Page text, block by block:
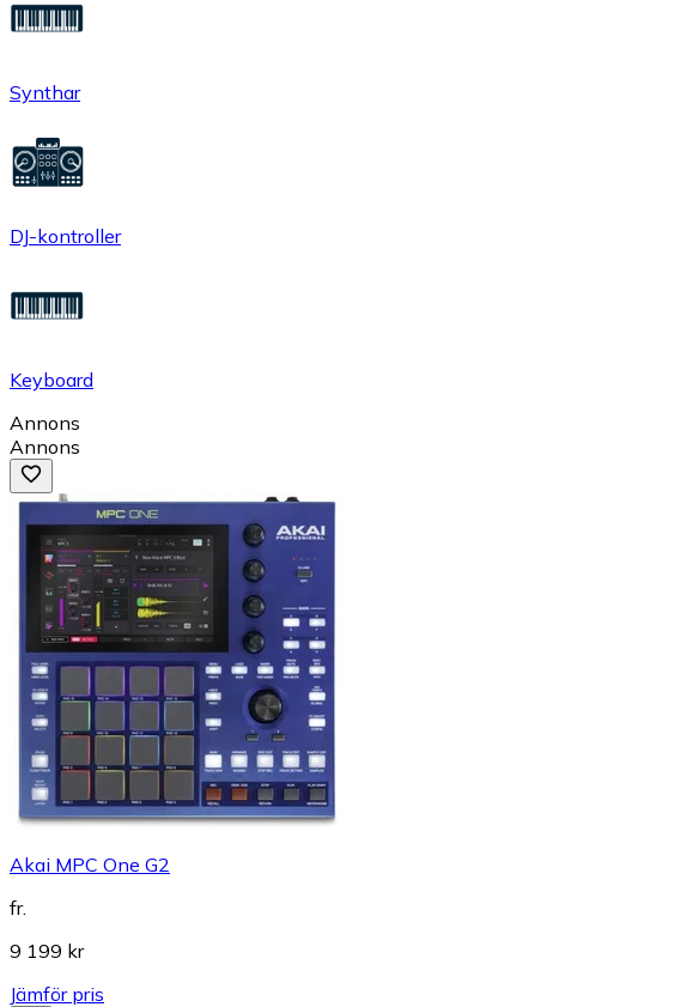
Synthar
DJ-kontroller
Keyboard
Annons
Annons
Akai MPC One G2
fr.
9 199 kr
Jämför pris